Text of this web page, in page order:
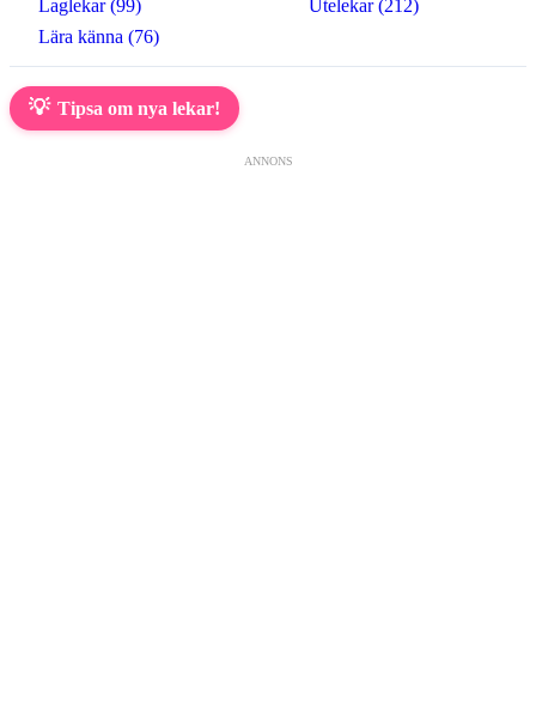
Laglekar (99)
Lära känna (76)
Utelekar (212)
💡 Tipsa om nya lekar!
ANNONS